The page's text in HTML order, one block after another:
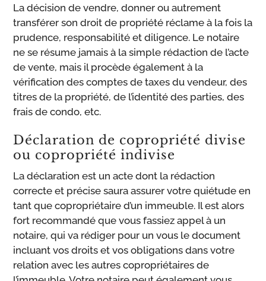
La décision de vendre, donner ou autrement
transférer son droit de propriété réclame à la fois la
prudence, responsabilité et diligence. Le notaire
ne se résume jamais à la simple rédaction de l’acte
de vente, mais il procède également à la
vérification des comptes de taxes du vendeur, des
titres de la propriété, de l’identité des parties, des
frais de condo, etc.
Déclaration de copropriété divise
ou copropriété indivise
La déclaration est un acte dont la rédaction
correcte et précise saura assurer votre quiétude en
tant que copropriétaire d’un immeuble. Il est alors
fort recommandé que vous fassiez appel à un
notaire, qui va rédiger pour un vous le document
incluant vos droits et vos obligations dans votre
relation avec les autres copropriétaires de